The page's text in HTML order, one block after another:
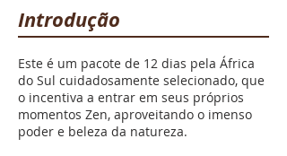
Introdução
Este é um pacote de 12 dias pela África
do Sul cuidadosamente selecionado, que
o incentiva a entrar em seus próprios
momentos Zen, aproveitando o imenso
poder e beleza da natureza.